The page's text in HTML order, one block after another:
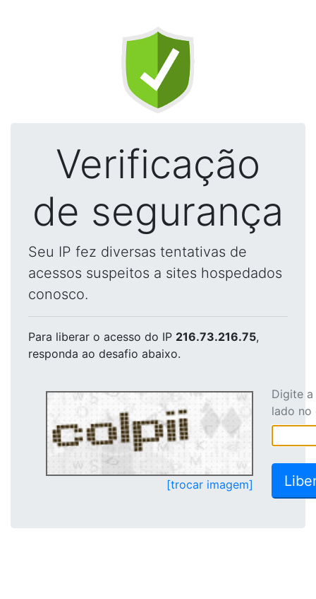
Verificação
de segurança
Seu IP fez diversas tentativas de
acessos suspeitos a sites hospedados
conosco.
Para liberar o acesso do IP 216.73.216.75,
responda ao desafio abaixo.
[trocar imagem]
Digite
lado no